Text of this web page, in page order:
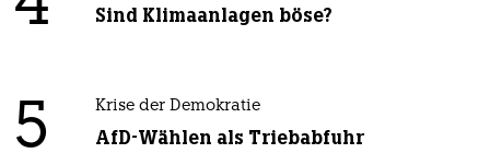
Sind Klimaanlagen böse?
5 Krise der Demokratie
AfD-Wählen als Triebabfuhr